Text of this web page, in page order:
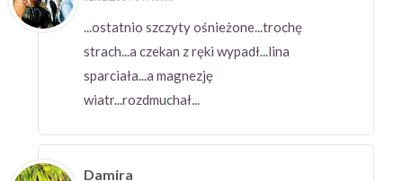
...ostatnio szczyty ośnieżone...trochę
strach...a czekan z ręki wypadł...lina
sparciała...a magnezję
wiatr...rozdmuchał...
Damira